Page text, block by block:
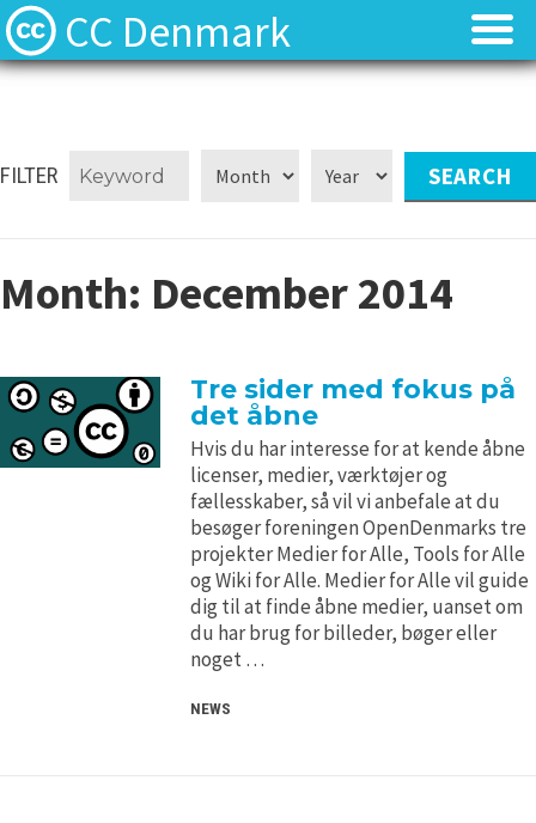
CC Denmark
Hvad er Creative Commons?
Kontakt
Materialer
Kilder
H5P and Creative Commons
Hvad er Creative Commons?
Kontakt
Materialer
Kilder
H5P and Creative Commons
FILTER
Month: December 2014
Tre sider med fokus på
det åbne
Hvis du har interesse for at kende åbne
licenser, medier, værktøjer og
fællesskaber, så vil vi anbefale at du
besøger foreningen OpenDenmarks tre
projekter Medier for Alle, Tools for Alle
og Wiki for Alle. Medier for Alle vil guide
dig til at finde åbne medier, uanset om
du har brug for billeder, bøger eller
noget …
NEWS